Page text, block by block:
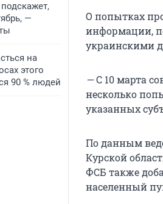
—
на
этого
90 % людей
О попытках
информации,
украинскими
—С 10 марта
несколько
указанных
По данным
Курской
ФСБ также
населенный